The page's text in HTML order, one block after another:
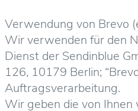
Verwendung von Brevo
Wir verwenden für den
Dienst der Sendinblue
126, 10179 Berlin;
Auftragsverarbeitung.
Wir geben die von Ihnen